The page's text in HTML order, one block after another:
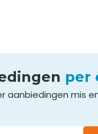
per
aanbiedingen mis